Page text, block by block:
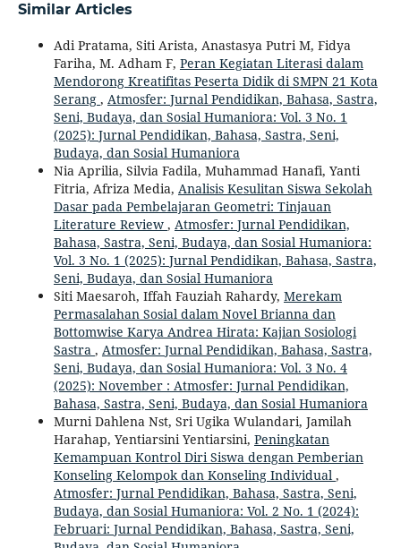
Similar Articles
Adi Pratama, Siti Arista, Anastasya Putri M, Fidya
Fariha, M. Adham F, Peran Kegiatan Literasi dalam
Mendorong Kreatifitas Peserta Didik di SMPN 21 Kota
Serang , Atmosfer: Jurnal Pendidikan, Bahasa, Sastra,
Seni, Budaya, dan Sosial Humaniora: Vol. 3 No. 1
(2025): Jurnal Pendidikan, Bahasa, Sastra, Seni,
Budaya, dan Sosial Humaniora
Nia Aprilia, Silvia Fadila, Muhammad Hanafi, Yanti
Fitria, Afriza Media, Analisis Kesulitan Siswa Sekolah
Dasar pada Pembelajaran Geometri: Tinjauan
Literature Review , Atmosfer: Jurnal Pendidikan,
Bahasa, Sastra, Seni, Budaya, dan Sosial Humaniora:
Vol. 3 No. 1 (2025): Jurnal Pendidikan, Bahasa, Sastra,
Seni, Budaya, dan Sosial Humaniora
Siti Maesaroh, Iffah Fauziah Rahardy, Merekam
Permasalahan Sosial dalam Novel Brianna dan
Bottomwise Karya Andrea Hirata: Kajian Sosiologi
Sastra , Atmosfer: Jurnal Pendidikan, Bahasa, Sastra,
Seni, Budaya, dan Sosial Humaniora: Vol. 3 No. 4
(2025): November : Atmosfer: Jurnal Pendidikan,
Bahasa, Sastra, Seni, Budaya, dan Sosial Humaniora
Murni Dahlena Nst, Sri Ugika Wulandari, Jamilah
Harahap, Yentiarsini Yentiarsini, Peningkatan
Kemampuan Kontrol Diri Siswa dengan Pemberian
Konseling Kelompok dan Konseling Individual ,
Atmosfer: Jurnal Pendidikan, Bahasa, Sastra, Seni,
Budaya, dan Sosial Humaniora: Vol. 2 No. 1 (2024):
Februari: Jurnal Pendidikan, Bahasa, Sastra, Seni,